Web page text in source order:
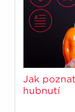
Jak
hubnutí